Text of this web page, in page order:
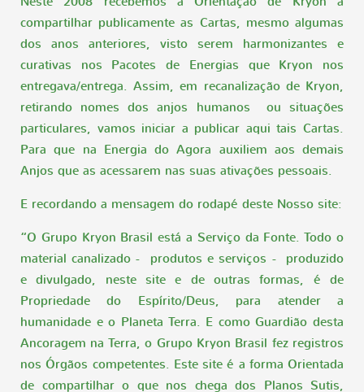
compartilhar publicamente as Cartas, mesmo algumas
dos anos anteriores, visto serem harmonizantes e
curativas nos Pacotes de Energias que Kryon nos
entregava/entrega. Assim, em recanalização de Kryon,
retirando nomes dos anjos humanos ou situações
particulares, vamos iniciar a publicar aqui tais Cartas.
Para que na Energia do Agora auxiliem aos demais
Anjos que as acessarem nas suas ativações pessoais.
E recordando a mensagem do rodapé deste Nosso site:
“O Grupo Kryon Brasil está a Serviço da Fonte. Todo o
material canalizado - produtos e serviços - produzido
e divulgado, neste site e de outras formas, é de
Propriedade do Espírito/Deus, para atender a
humanidade e o Planeta Terra. E como Guardião desta
Ancoragem na Terra, o Grupo Kryon Brasil fez registros
nos Órgãos competentes. Este site é a forma Orientada
de compartilhar o que nos chega dos Planos Sutis,